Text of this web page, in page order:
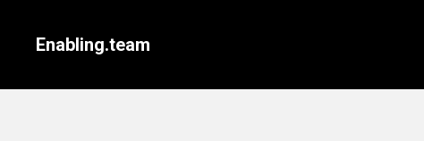
Enabling.team